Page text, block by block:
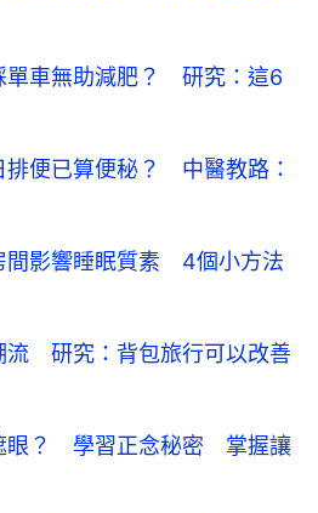
單車無助減肥？ 研究：這6
排便已算便秘？ 中醫教路：
間影響睡眠質素 4個小方法
流 研究：背包旅行可以改善
眼？ 學習正念秘密 掌握讓